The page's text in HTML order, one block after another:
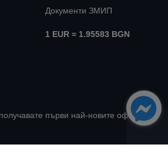
Документи ЗМИП
1 EUR = 1.95583 BGN
първи най-новите оферти